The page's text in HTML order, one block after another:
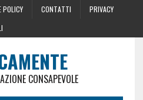
POLICY CONTATTI
PRIVACY
CONSAPEVOLE